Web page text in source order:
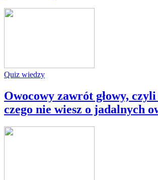
Quiz wiedzy
Owocowy zawrót głowy,
czego nie wiesz o jadalnych